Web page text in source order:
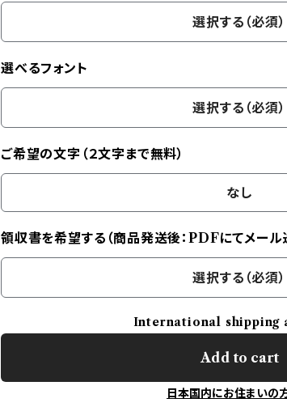
選択する（必須）
選べるフォント
選択する（必須）
ご希望の文字（２文字まで無料）
なし
領収書を希望する（商品発送後：PDFにてメール
選択する（必須）
International shipping
Add to cart
日本国内にお住まいの